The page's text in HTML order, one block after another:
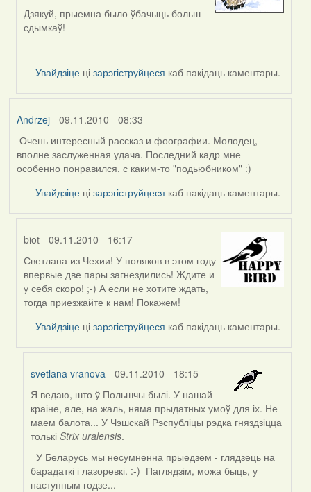
by
svetlana
Дзякуй, прыемна было ўбачыць больш
сдымкаў!
Увайдзіце цізарэгіструйцеся каб пакідаць каментары.
Andrzej- 09.11.2010 - 08:33
Очень интересный рассказ и фоографии. Молодец,
вполне заслуженная удача. Последний кадр мне
особенно понравился, с каким-то "подьюбником" :)
Увайдзіце цізарэгіструйцеся каб пакідаць каментары.
biot - 09.11.2010 - 16:17
In
reply
to
by
Andrzej
Светлана из Чехии! У поляков в этом году
впервые две пары загнездились! Ждите и
у себя скоро! ;-) А если не хотите ждать,
тогда приезжайте к нам! Покажем!
Увайдзіце цізарэгіструйцеся каб пакідаць каментары.
svetlana vranova - 09.11.2010 - 18:15
In
reply
to
by
biot
Я ведаю, што ў Польшчы былі. У нашай
краіне, але, на жаль, няма прыдатных умоў для іх. Не
маем балота... У Чэшскай Рэспубліцы рэдка гняздзіцца
толькіStrix uralensis.
У Беларусь мы несумненна прыедзем - глядзець на
барадаткі і лазоревкі. :-) Паглядзім, можа быць, у
наступным годзе...